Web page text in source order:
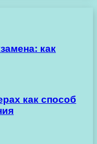
как
как способ